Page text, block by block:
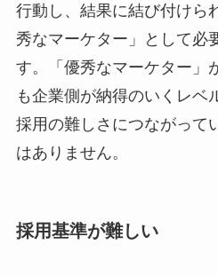
行動し、結果に結び付けら
秀なマーケター」として必
す。「優秀なマーケター」
も企業側が納得のいくレベ
採用の難しさにつながって
はありません。
採用基準が難しい